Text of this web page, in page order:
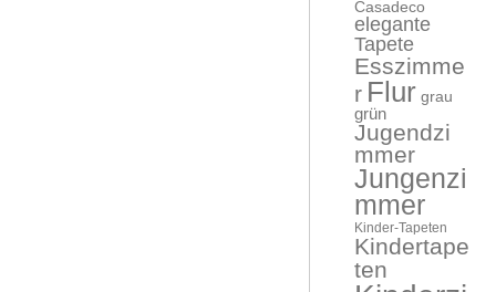
Casadeco
elegante
Tapete
Esszimme
r Flur grau
grün
Jugendzi
mmer
Jungenzi
mmer
Kinder-Tapeten
Kindertape
ten